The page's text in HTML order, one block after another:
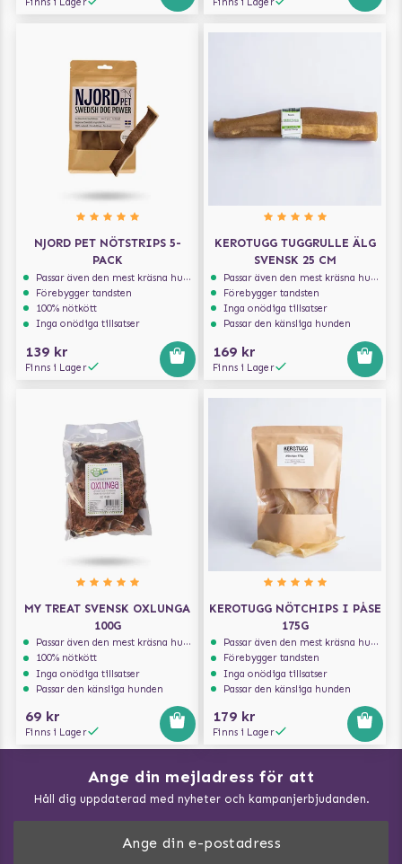
NJORD PET NÖTSTRIPS 5-
PACK
Passar även den mest kräsna hunden
Förebygger tandsten
100% nötkött
Inga onödiga tillsatser
139 kr
Finns i Lager
KEROTUGG TUGGRULLE ÄLG
SVENSK 25 CM
Passar även den mest kräsna hunden
Förebygger tandsten
Inga onödiga tillsatser
Passar den känsliga hunden
169 kr
Finns i Lager
MY TREAT SVENSK OXLUNGA
100G
Passar även den mest kräsna hunden
100% nötkött
Inga onödiga tillsatser
Passar den känsliga hunden
69 kr
Finns i Lager
KEROTUGG NÖTCHIPS I PÅSE
175G
Passar även den mest kräsna hunden
Förebygger tandsten
Inga onödiga tillsatser
Passar den känsliga hunden
179 kr
Finns i Lager
Ange din mejladress för att
Håll dig uppdaterad med nyheter och kampanjerbjudanden.
Vad kan hundar äta?